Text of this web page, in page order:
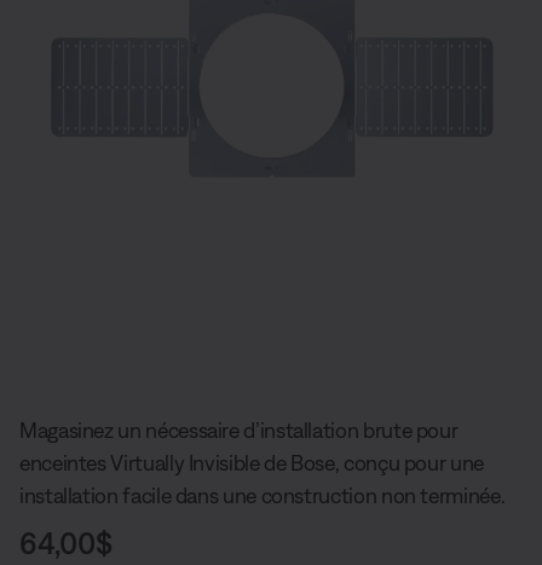
Magasinez un nécessaire d’installation brute pour
enceintes Virtually Invisible de Bose, conçu pour une
installation facile dans une construction non terminée.
Prix :
64,00$